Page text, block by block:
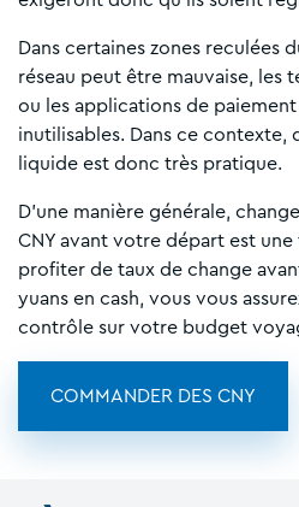
Dans certaines zones reculées
réseau peut être mauvaise, les
ou les applications de
inutilisables. Dans ce contexte,
liquide est donc très pratique.
D'une manière générale,
CNY avant votre départ est
profiter de taux de change
yuans en cash, vous vous
contrôle sur votre budget
COMMANDER DES CNY